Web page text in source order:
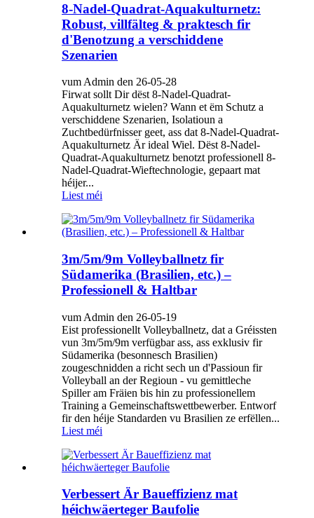
8-Nadel-Quadrat-Aquakulturnetz:
Robust, villfälteg & praktesch fir
d'Benotzung a verschiddene
Szenarien
vum Admin den 26-05-28
Firwat sollt Dir dëst 8-Nadel-Quadrat-
Aquakulturnetz wielen? Wann et ëm Schutz a
verschiddene Szenarien, Isolatioun a
Zuchtbedürfnisser geet, ass dat 8-Nadel-Quadrat-
Aquakulturnetz Är ideal Wiel. Dëst 8-Nadel-
Quadrat-Aquakulturnetz benotzt professionell 8-
Nadel-Quadrat-Wieftechnologie, gepaart mat
héijer...
Liest méi
3m/5m/9m Volleyballnetz fir
Südamerika (Brasilien, etc.) –
Professionell & Haltbar
vum Admin den 26-05-19
Eist professionellt Volleyballnetz, dat a Gréissten
vun 3m/5m/9m verfügbar ass, ass exklusiv fir
Südamerika (besonnesch Brasilien)
zougeschnidden a richt sech un d'Passioun fir
Volleyball an der Regioun - vu gemittleche
Spiller am Fräien bis hin zu professionellem
Training a Gemeinschaftswettbewerber. Entworf
fir den héije Standarden vu Brasilien ze erfëllen...
Liest méi
Verbessert Är Baueffizienz mat
héichwäerteger Baufolie